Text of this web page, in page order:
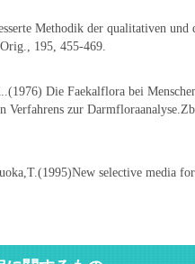
Methodik der qualitativen und
195, 455-469.
Die Faekalflora bei
Verfahrens zur
selective media